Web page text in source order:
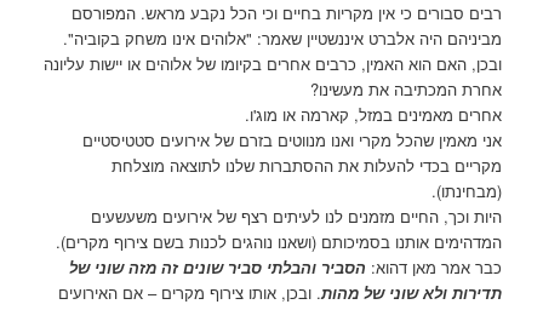
רבים סבורים כי אין מקריות בחיים וכי הכל נקבע מראש. המפורסם
מביניהם היה אלברט איננשטיין שאמר: "אלוהים אינו משחק בקוביה".
ובכן, האם הוא האמין, כרבים אחרים בקיומו של אלוהים או יישות עליונה
אחרת המכתיבה את מעשינו?
אחרים מאמינים במזל, קארמה או מוג'ו.
אני מאמין שהכל מקרי ואנו מנווטים בזרם של אירועים סטטיסטיים
מקריים בכדי להעלות את ההסתברות שלנו לתוצאה מוצלחת
(מבחינתו).
היות וכך, החיים מזמנים לנו לעיתים רצף של אירועים משעשעים
המדהימים אותנו בסמיכותם (ושאנו נוהגים לכנות בשם צירוף מקרים).
כבר אמר מאן דהוא: הסביר והבלתי סביר שונים זה מזה שוני של
תדירות ולא שוני של מהות. ובכן, אותו צירוף מקרים – אם האירועים